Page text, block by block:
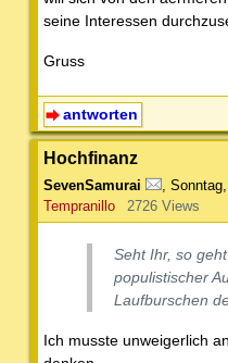
seine Interessen
Gruss
antworten
Hochfinanz
SevenSamurai
Tempranillo
2726 Views
Seht Ihr, so
populistischer
Laufburschen
Ich musste unweigerlich